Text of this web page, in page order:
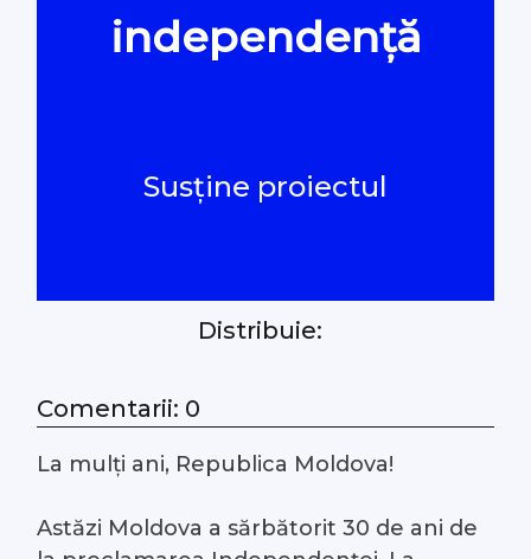
#Verificat
#PeScurt din CMC
#Podcast
#Arhivă LIVE
Despre noi
independență
Susține proiectul
Distribuie:
Comentarii: 0
La mulți ani, Republica Moldova!
Astăzi Moldova a sărbătorit 30 de ani de